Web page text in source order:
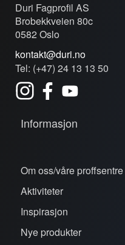
Duri Fagprofil AS
Brobekkveien 80c
0582 Oslo
kontakt@duri.no
Tel: (+47) 24 13 13 50
Informasjon
Om oss/våre proffsentre
Aktiviteter
Inspirasjon
Nye produkter